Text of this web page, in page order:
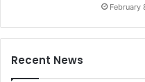
February
Recent News